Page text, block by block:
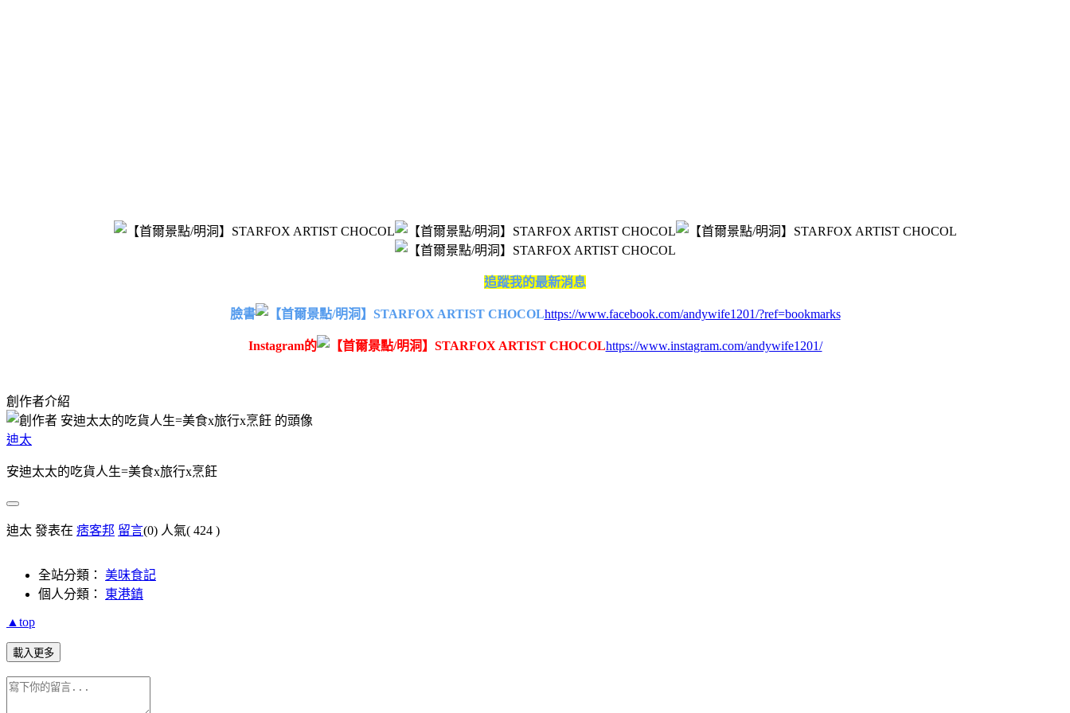
追蹤我的最新消息
臉書 https://www.facebook.com/andywife1201/?ref=bookmarks
Instagram的 https://www.instagram.com/andywife1201/
創作者介紹
迪太
安迪太太的吃貨人生=美食x旅行x烹飪
迪太 發表在 痞客邦 留言(0) 人氣( 424 )
全站分類： 美味食記
個人分類： 東港鎮
▲top
載入更多